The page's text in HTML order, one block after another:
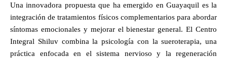
Una innovadora propuesta que ha emergido en Guayaquil es la
integración de tratamientos físicos complementarios para abordar
síntomas emocionales y mejorar el bienestar general. El Centro
Integral Shiluv combina la psicología con la sueroterapia, una
práctica enfocada en el sistema nervioso y la regeneración